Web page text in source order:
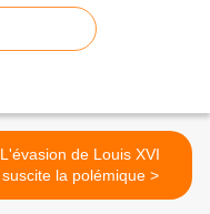
L'évasion de Louis XVI
suscite la polémique >